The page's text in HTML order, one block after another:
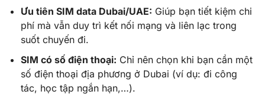
Ưu tiên SIM data Dubai/UAE: Giúp bạn tiết kiệm chi
phí mà vẫn duy trì kết nối mạng và liên lạc trong
suốt chuyến đi.
SIM có số điện thoại: Chỉ nên chọn khi bạn cần một
số điện thoại địa phương ở Dubai (ví dụ: đi công
tác, học tập ngắn hạn,…).